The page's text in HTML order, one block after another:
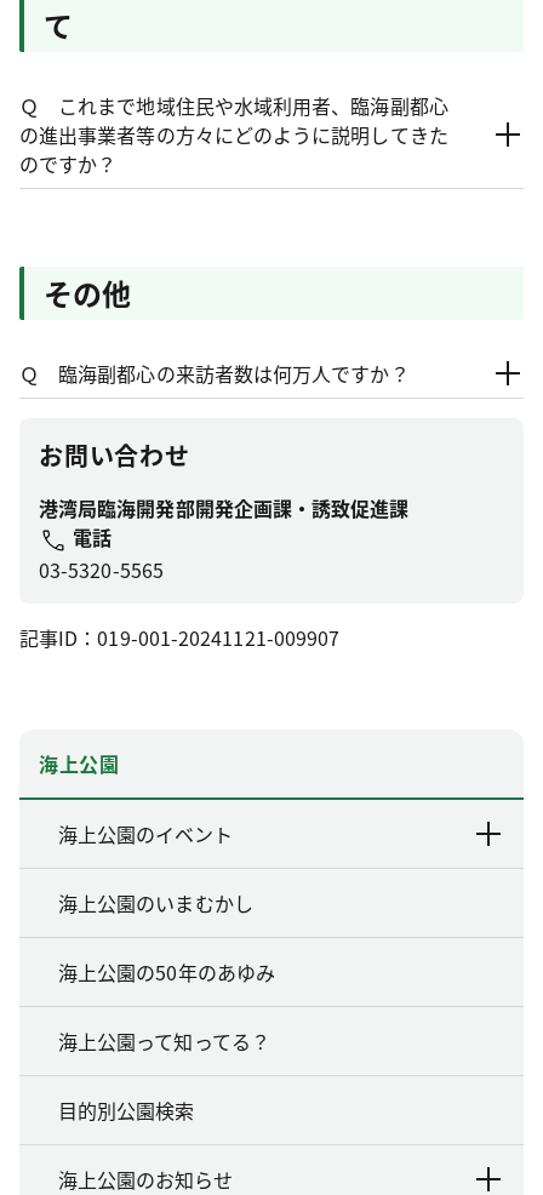
て
Ｑ これまで地域住民や水域利用者、臨海副都心
の進出事業者等の方々にどのように説明してきた
のですか？
その他
Ｑ 臨海副都心の来訪者数は何万人ですか？
お問い合わせ
港湾局臨海開発部開発企画課・誘致促進課
電話
03-5320-5565
記事ID：019-001-20241121-009907
海上公園
海上公園のイベント
海上公園のいまむかし
海上公園の50年のあゆみ
海上公園って知ってる？
目的別公園検索
海上公園のお知らせ